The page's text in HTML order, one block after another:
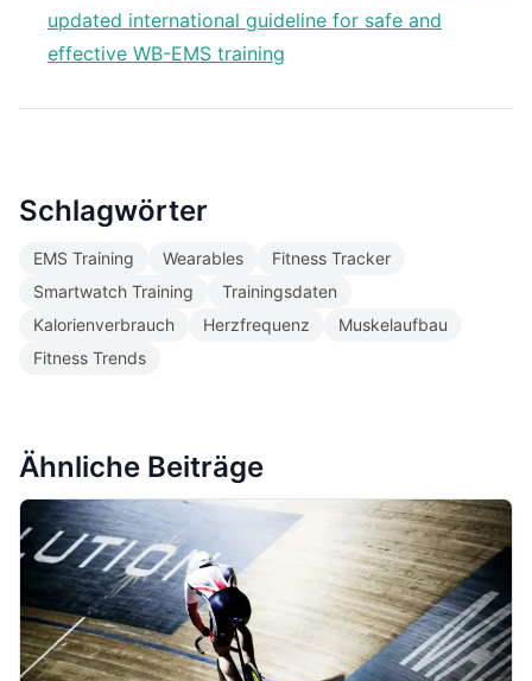
updated international guideline for safe and
effective WB-EMS training
Schlagwörter
EMS Training Wearables
Fitness Tracker
Smartwatch Training
Trainingsdaten
Kalorienverbrauch
Herzfrequenz
Muskelaufbau
Fitness Trends
Ähnliche Beiträge